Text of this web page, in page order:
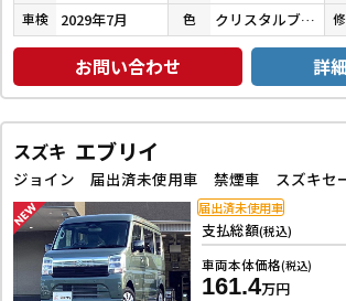
車検 2029年7月 色 クリスタルブラックパール
お問い合わせ 詳
スズキ エブリイ
支払総額(税込)
車両本体価格(税込)
161.4万円
届出済未使用車